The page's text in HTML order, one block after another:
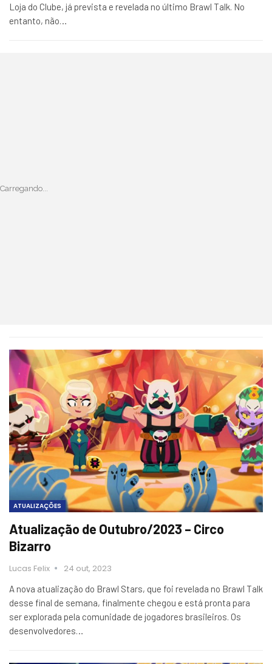
Loja do Clube, já prevista e revelada no último Brawl Talk. No
entanto, não…
Carregando...
ATUALIZAÇÕES
Atualização de Outubro/2023 – Circo
Bizarro
Lucas Felix 24 out, 2023
A nova atualização do Brawl Stars, que foi revelada no Brawl Talk
desse final de semana, finalmente chegou e está pronta para
ser explorada pela comunidade de jogadores brasileiros. Os
desenvolvedores…